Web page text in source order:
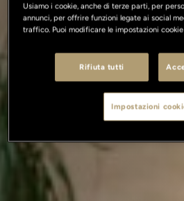
Usiamo i cookie, anche di terze parti, per
annunci, per offrire funzioni legate ai social
traffico. Puoi modificare le impostazioni cookie
Rifiuta tutti
Impostazioni